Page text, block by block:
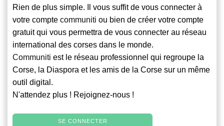
Rien de plus simple. Il vous suffit de vous connecter à
votre compte communiti ou bien de créer votre compte
gratuit qui vous permettra de vous connecter au réseau
international des corses dans le monde.
Communiti est le réseau professionnel qui regroupe la
Corse, la Diaspora et les amis de la Corse sur un même
outil digital.
N'attendez plus ! Rejoignez-nous !
SE CONNECTER